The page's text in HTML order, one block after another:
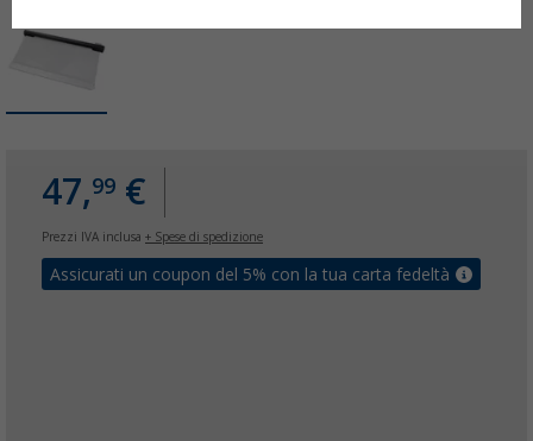
47,99 €
Prezzi IVA inclusa + Spese di spedizione
Assicurati un coupon del 5% con la tua carta fedeltà